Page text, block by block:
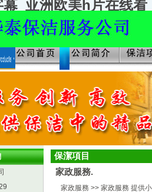
_亚洲欧美h片在线
保潔項目
家政服務.
家政服務 >> 家政服務 提供